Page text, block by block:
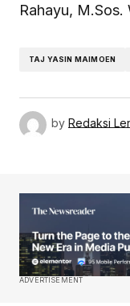
Rahayu,
TAJ YASIN MAIMOEN
by Redaksi
ADVERTISEMENT